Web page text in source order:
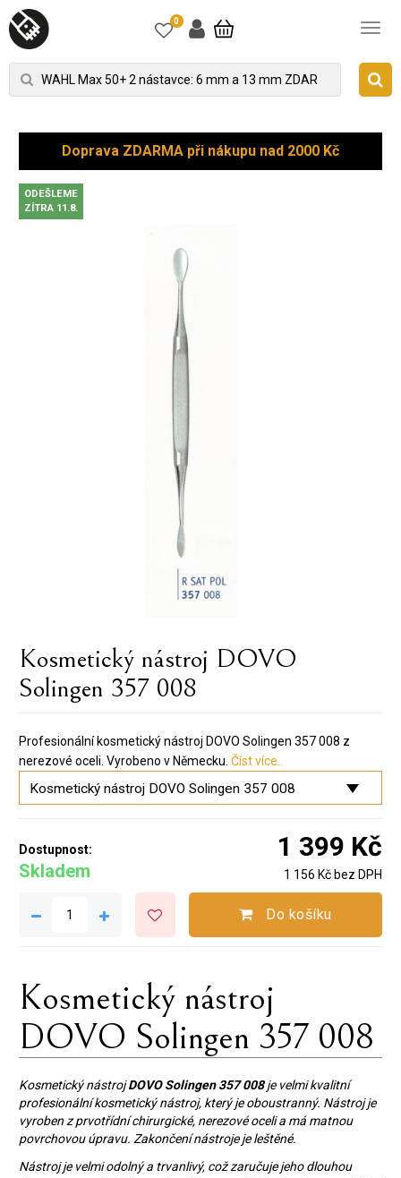
0
Doprava ZDARMA při nákupu nad 2000 Kč
ODEŠLEME
ZÍTRA 11.8.
Kosmetický nástroj DOVO
Solingen 357 008
Profesionální kosmetický nástroj DOVO Solingen 357 008 z
nerezové oceli. Vyrobeno v Německu. Číst více..
Dostupnost:
Skladem
1 399 Kč
1 156 Kč bez DPH
Do košíku
Kosmetický nástroj
DOVO Solingen 357 008
Kosmetický nástrojDOVO Solingen 357 008je velmi kvalitní
profesionální kosmetický nástroj, který je oboustranný. Nástroj je
vyroben z prvotřídní chirurgické, nerezové oceli a má matnou
povrchovou úpravu. Zakončení nástroje je leštěné.
Nástroj je velmi odolný a trvanlivý, což zaručuje jeho dlouhou